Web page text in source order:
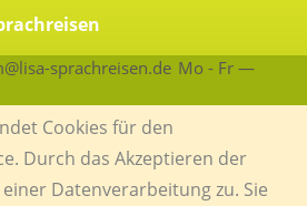
sprachreisen.de Mo - Fr —
Cookies für den
Durch das Akzeptieren der
Datenverarbeitung zu. Sie